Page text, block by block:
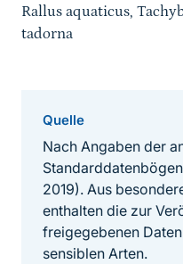
Rallus aquaticus,
tadorna
Quelle
Nach Angaben der
2019). Aus
enthalten die zur
freigegebenen
sensiblen Arten.